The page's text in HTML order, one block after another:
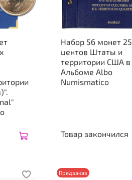
Набор 56 монет 25
центов Штаты и
территории США в
Альбоме Albo
Numismatico
Товар закончился
Предзаказ